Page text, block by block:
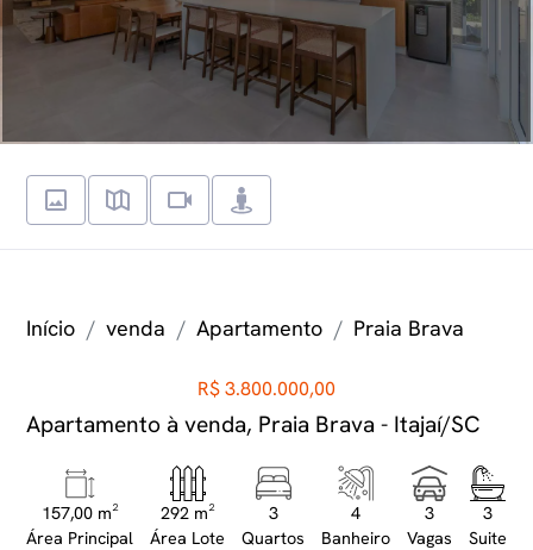
Início venda Apartamento Praia Brava
R$ 3.800.000,00
Apartamento à venda, Praia Brava - Itajaí/SC
157,00 m²
Área Principal
292 m²
Área Lote
3
Quartos
4
Banheiro
3
Vagas
3
Suite